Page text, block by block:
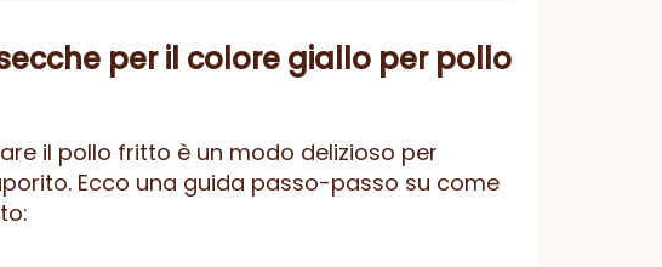
per il colore giallo per pollo
il pollo fritto è un modo delizioso per
Ecco una guida passo-passo su come